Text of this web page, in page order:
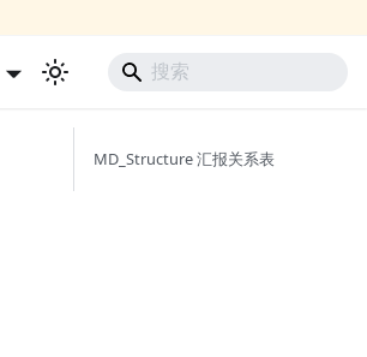
MD_Structure 汇报关系表